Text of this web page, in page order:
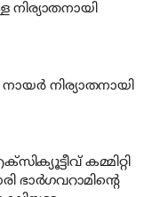
നിര്യാതനായി
നിര്യാതനായി
കമ്മിറ്റി
ഭാര്‍ഗവറാമിന്റെ